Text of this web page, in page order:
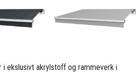
i ekslusivt akrylstoff og rammeverk i